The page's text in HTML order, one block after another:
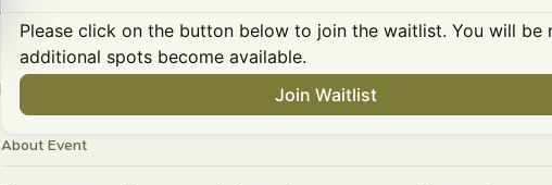
Please click on the button below to join the waitlist. You will be
additional spots become available.
Join Waitlist
About Event